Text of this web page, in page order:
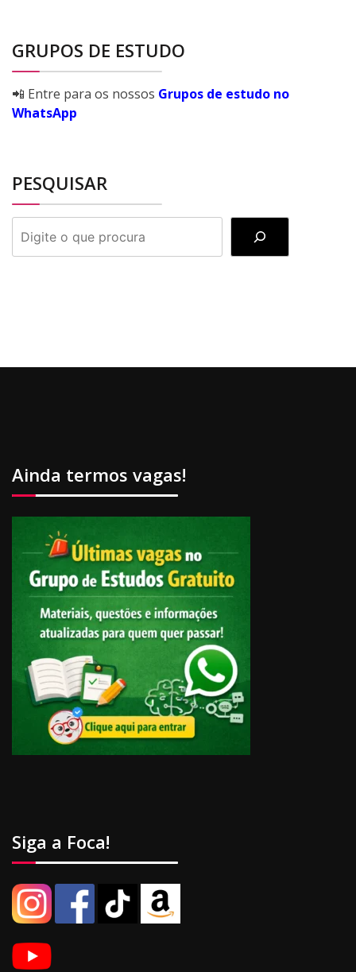
GRUPOS DE ESTUDO
📲 Entre para os nossos Grupos de estudo no
WhatsApp
PESQUISAR
PESQUISAR
Ainda termos vagas!
Siga a Foca!